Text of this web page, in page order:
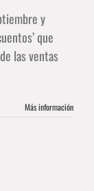
y
que
las ventas
Más información